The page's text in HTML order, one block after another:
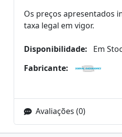
Os preços apresentados
taxa legal em vigor.
Disponibilidade:
Em
Fabricante:
Avaliações (0)